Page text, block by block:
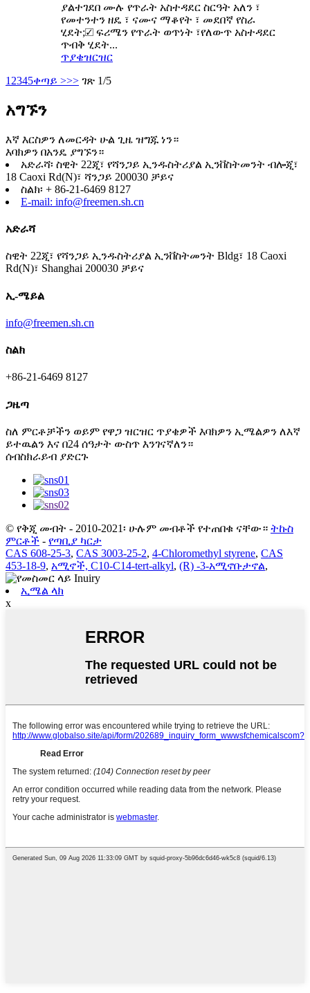
ያልተገደበ ሙሉ የጥራት አስተዳደር ስርዓት አለን ፣
የመተንተን ዘዴ ፣ ናሙና ማቆየት ፣ መደበኛ የስራ
ሂደት;☑ ፍሪሜን የጥራት ወጥነት ፣የለውጥ አስተዳደር
ጥብቅ ሂደት...
ጥያቄዝርዝር
1 2345ቀጣይ >>> ገጽ 1/5
አግኙን
እኛ እርስዎን ለመርዳት ሁል ጊዜ ዝግጁ ነን።
እባክዎን በአንዴ ያግኙን።
አድራሻ፡ ስዊት 22ጂ፣ የሻንጋይ ኢንዱስትሪያል ኢንቨስትመንት ብሎጂ፣
18 Caoxi Rd(N)፣ ሻንጋይ 200030 ቻይና
ስልክ፡ + 86-21-6469 8127
E-mail: info@freemen.sh.cn
አድራሻ
ስዊት 22ጂ፣ የሻንጋይ ኢንዱስትሪያል ኢንቨስትመንት Bldg፣ 18 Caoxi
Rd(N)፣ Shanghai 200030 ቻይና
ኢ-ሜይል
info@freemen.sh.cn
ስልክ
+86-21-6469 8127
ጋዜጣ
ስለ ምርቶቻችን ወይም የዋጋ ዝርዝር ጥያቄዎች እባክዎን ኢሜልዎን ለእኛ
ይተዉልን እና በ24 ሰዓታት ውስጥ እንገናኛለን።
ሰብስክራይብ ያድርጉ
© የቅጂ መብት - 2010-2021፡ ሁሉም መብቶች የተጠበቁ ናቸው። ትኩስ
ምርቶች - የጣቢያ ካርታ
CAS 608-25-3, CAS 3003-25-2, 4-Chloromethyl styrene, CAS
453-18-9, አሚኖች, C10-C14-tert-alkyl, (R) -3-አሚኖቡታኖል,
ኢሜል ላክ
x